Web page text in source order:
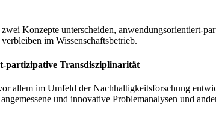
Konzepte unterscheiden, anwendungs­orientiert-
im Wissenschafts­betrieb.
partizipative Transdisziplinarität
allem im Umfeld der Nachhaltigkeits­forschung
und innovative Problemanalysen und